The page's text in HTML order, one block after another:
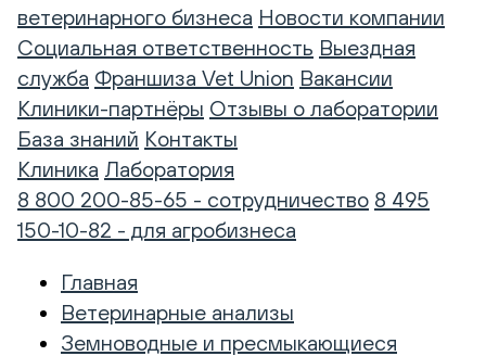
ветеринарного бизнеса Новости компании
Социальная ответственность Выездная
служба Франшиза Vet Union Вакансии
Клиники-партнёры Отзывы о лаборатории
База знаний Контакты
Клиника Лаборатория
8 800 200-85-65 - сотрудничество 8 495
150-10-82 - для агробизнеса
Главная
Ветеринарные анализы
Земноводные и пресмыкающиеся